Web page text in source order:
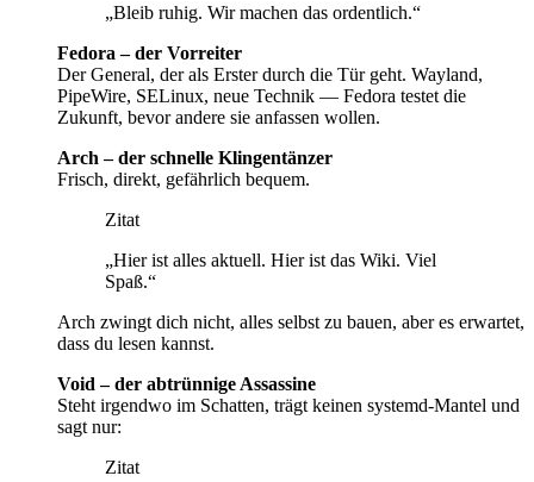
„Bleib ruhig. Wir machen das ordentlich.“
Fedora – der Vorreiter
Der General, der als Erster durch die Tür geht. Wayland,
PipeWire, SELinux, neue Technik — Fedora testet die
Zukunft, bevor andere sie anfassen wollen.
Arch – der schnelle Klingentänzer
Frisch, direkt, gefährlich bequem.
Zitat
„Hier ist alles aktuell. Hier ist das Wiki. Viel
Spaß.“
Arch zwingt dich nicht, alles selbst zu bauen, aber es erwartet,
dass du lesen kannst.
Void – der abtrünnige Assassine
Steht irgendwo im Schatten, trägt keinen systemd-Mantel und
sagt nur:
Zitat